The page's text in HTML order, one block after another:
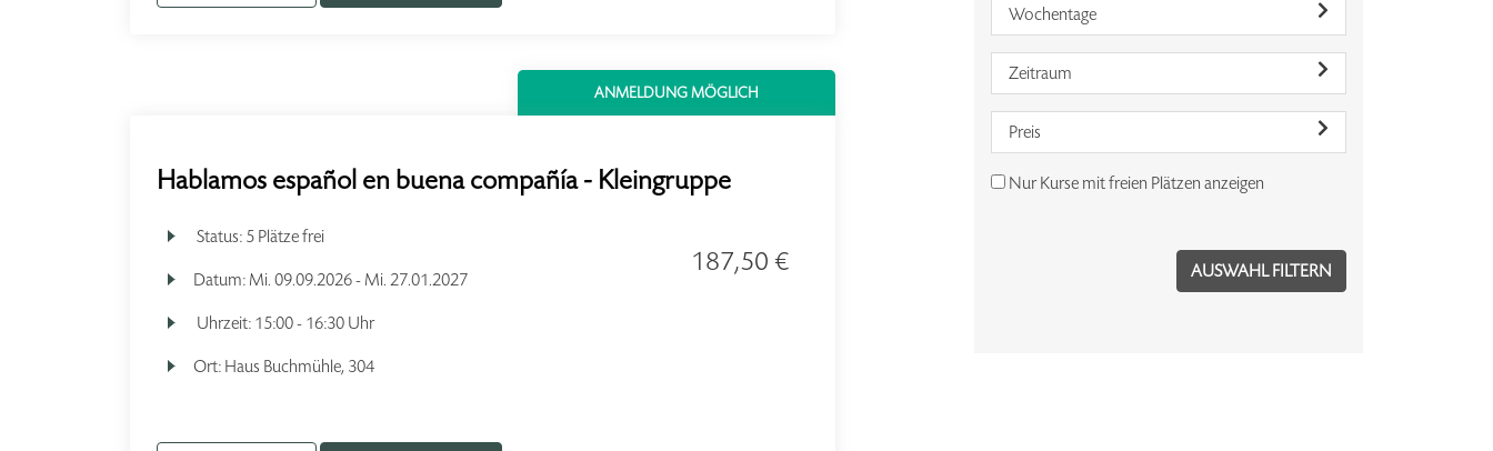
ANMELDUNG MÖGLICH
Hablamos español en buena compañía - Kleingruppe
Status: 5 Plätze frei
Datum: Mi. 09.09.2026 - Mi. 27.01.2027
Uhrzeit: 15:00 - 16:30 Uhr
Ort: Haus Buchmühle, 304
187,50 €
Wochentage
Zeitraum
Preis
Nur Kurse mit freien Plätzen anzeigen